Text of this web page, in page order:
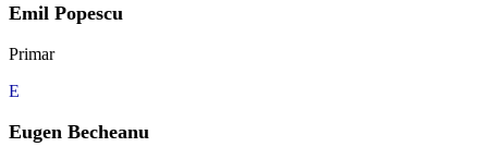
Emil Popescu
Primar
E
Eugen Becheanu